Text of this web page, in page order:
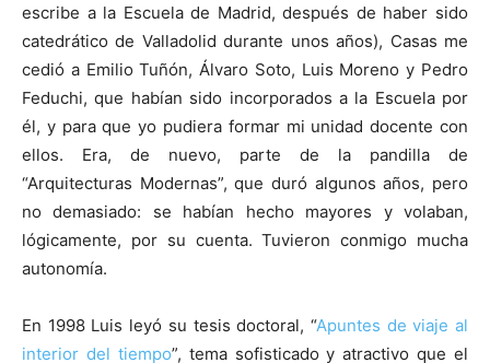
escribe a la Escuela de Madrid, después de haber sido
catedrático de Valladolid durante unos años), Casas me
cedió a Emilio Tuñón, Álvaro Soto, Luis Moreno y Pedro
Feduchi, que habían sido incorporados a la Escuela por
él, y para que yo pudiera formar mi unidad docente con
ellos. Era, de nuevo, parte de la pandilla de
“Arquitecturas Modernas”, que duró algunos años, pero
no demasiado: se habían hecho mayores y volaban,
lógicamente, por su cuenta. Tuvieron conmigo mucha
autonomía.
En 1998 Luis leyó su tesis doctoral, “Apuntes de viaje al
interior del tiempo”, tema sofisticado y atractivo que el